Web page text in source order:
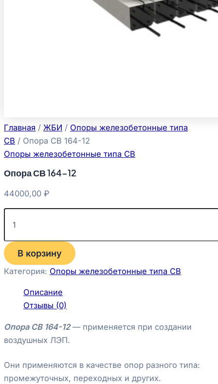
Главная / ЖБИ / Опоры железобетонные типа
СВ / Опора СВ 164-12
Опоры железобетонные типа СВ
Опора СВ 164-12
44000,00 ₽
В корзину
Категория: Опоры железобетонные типа СВ
Описание
Отзывы (0)
Опора СВ 164-12 — применяется при создании
воздушных ЛЭП.
Они применяются в качестве опор разного типа:
промежуточных, переходных и других.